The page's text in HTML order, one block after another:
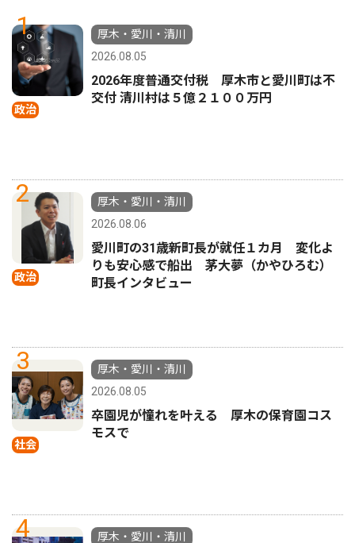
1
政治
厚木・愛川・清川
2026.08.05
2026年度普通交付税 厚木市と愛川町は不
交付 清川村は５億２１００万円
2
政治
厚木・愛川・清川
2026.08.06
愛川町の31歳新町長が就任１カ月 変化よ
りも安心感で船出 茅大夢（かやひろむ）
町長インタビュー
3
社会
厚木・愛川・清川
2026.08.05
卒園児が憧れを叶える 厚木の保育園コス
モスで
4
厚木・愛川・清川